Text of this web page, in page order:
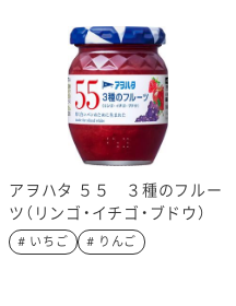
アヲハタ ５５ ３種のフルー
ツ（リンゴ・イチゴ・ブドウ）
# いちご # りんご